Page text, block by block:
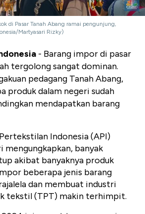
di Pasar Tanah Abang ramai pengunjung,
Martyasari Rizky)
- Barang impor di pasar
tergolong sangat dominan.
pedagang Tanah Abang,
produk dalam negeri sudah
mendapatkan barang
Indonesia (API)
mengungkapkan, banyak
akibat banyaknya produk
beberapa jenis barang
dan membuat industri
tekstil (TPT) makin terhimpit.